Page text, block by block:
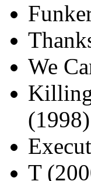
We
(1998)
T